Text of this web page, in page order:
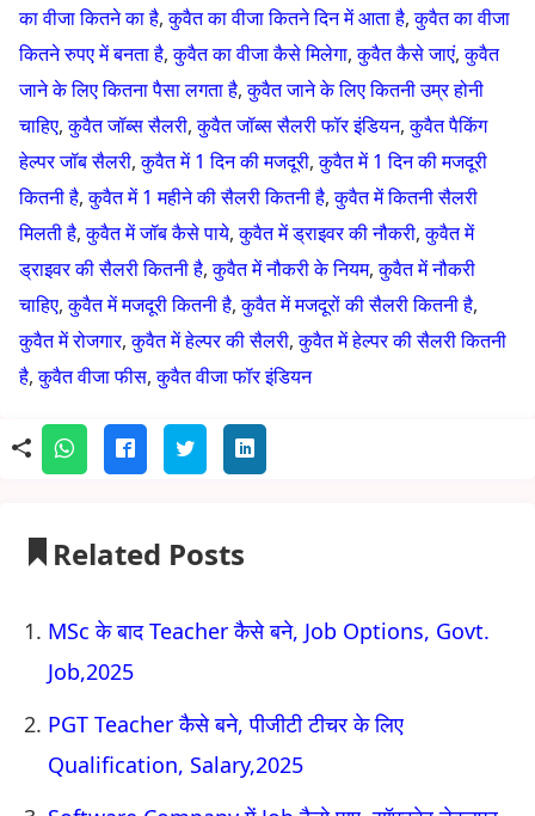
का वीजा कितने का है,कुवैत का वीजा कितने दिन में आता है,कुवैत का वीजा
कितने रुपए में बनता है,कुवैत का वीजा कैसे मिलेगा,कुवैत कैसे जाएं,कुवैत
जाने के लिए कितना पैसा लगता है,कुवैत जाने के लिए कितनी उम्र होनी
चाहिए,कुवैत जॉब्स सैलरी,कुवैत जॉब्स सैलरी फॉर इंडियन,कुवैत पैकिंग
हेल्पर जॉब सैलरी,कुवैत में 1 दिन की मजदूरी,कुवैत में 1 दिन की मजदूरी
कितनी है,कुवैत में 1 महीने की सैलरी कितनी है,कुवैत में कितनी सैलरी
मिलती है,कुवैत में जॉब कैसे पाये,कुवैत में ड्राइवर की नौकरी,कुवैत में
ड्राइवर की सैलरी कितनी है,कुवैत में नौकरी के नियम,कुवैत में नौकरी
चाहिए,कुवैत में मजदूरी कितनी है,कुवैत में मजदूरों की सैलरी कितनी है,
कुवैत में रोजगार,कुवैत में हेल्पर की सैलरी,कुवैत में हेल्पर की सैलरी कितनी
है,कुवैत वीजा फीस,कुवैत वीजा फॉर इंडियन
Related Posts
MSc के बाद Teacher कैसे बने, Job Options, Govt.
Job,2025
PGT Teacher कैसे बने, पीजीटी टीचर के लिए
Qualification, Salary,2025